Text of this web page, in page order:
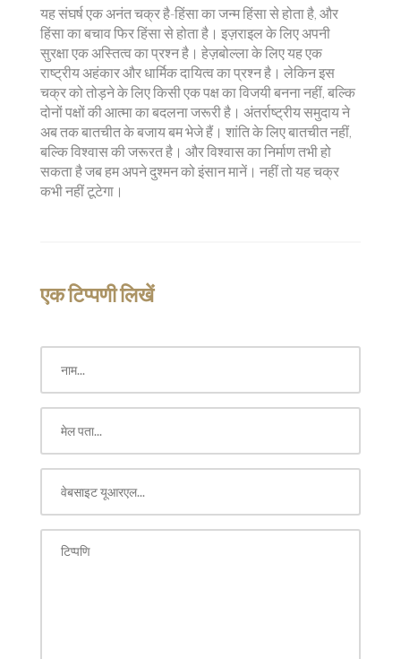
यह संघर्ष एक अनंत चक्र है-हिंसा का जन्म हिंसा से होता है, और
हिंसा का बचाव फिर हिंसा से होता है। इज़राइल के लिए अपनी
सुरक्षा एक अस्तित्व का प्रश्न है। हेज़बोल्ला के लिए यह एक
राष्ट्रीय अहंकार और धार्मिक दायित्व का प्रश्न है। लेकिन इस
चक्र को तोड़ने के लिए किसी एक पक्ष का विजयी बनना नहीं, बल्कि
दोनों पक्षों की आत्मा का बदलना जरूरी है। अंतर्राष्ट्रीय समुदाय ने
अब तक बातचीत के बजाय बम भेजे हैं। शांति के लिए बातचीत नहीं,
बल्कि विश्वास की जरूरत है। और विश्वास का निर्माण तभी हो
सकता है जब हम अपने दुश्मन को इंसान मानें। नहीं तो यह चक्र
कभी नहीं टूटेगा।
एक टिप्पणी लिखें